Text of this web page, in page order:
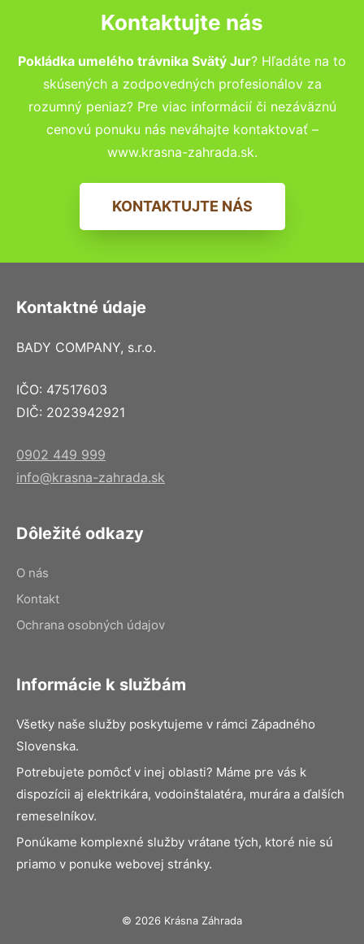
Kontaktujte nás
Pokládka umelého trávnika Svätý Jur? Hľadáte na to
skúsených a zodpovedných profesionálov za
rozumný peniaz? Pre viac informácií či nezáväznú
cenovú ponuku nás neváhajte kontaktovať –
www.krasna-zahrada.sk.
KONTAKTUJTE NÁS
Kontaktné údaje
BADY COMPANY, s.r.o.
IČO: 47517603
DIČ: 2023942921
0902 449 999
info@krasna-zahrada.sk
Dôležité odkazy
O nás
Kontakt
Ochrana osobných údajov
Informácie k službám
Všetky naše služby poskytujeme v rámci Západného
Slovenska.
Potrebujete pomôcť v inej oblasti? Máme pre vás k
dispozícii aj elektrikára, vodoinštalatéra, murára a ďalších
remeselníkov.
Ponúkame komplexné služby vrátane tých, ktoré nie sú
priamo v ponuke webovej stránky.
© 2026 Krásna Záhrada